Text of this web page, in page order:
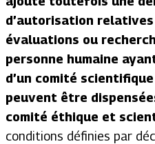
d’autorisation
évaluations ou
personne humaine
d’un comité
peuvent être
comité éthique et
conditions définies par